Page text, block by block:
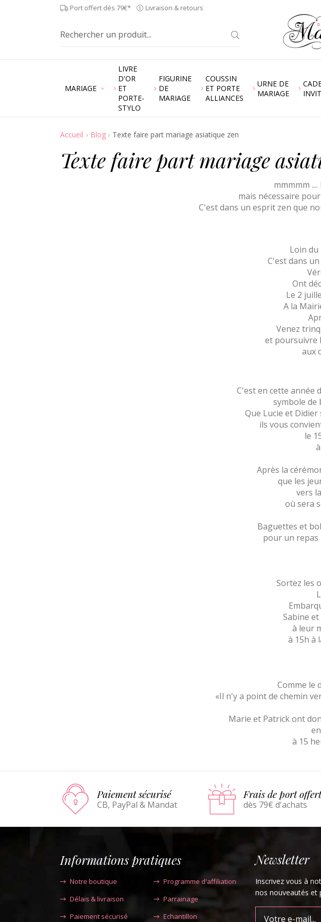
Port offert dès 79€* Livraison & retours
MARIAGE
LIVRE
D'OR
ET
PORTE-
STYLO
FIGURINE
DE
MARIAGE
COUSSIN
ET PORTE
ALLIANCES
URNE DE
MARIAGE
Accueil Blog Texte faire part mariage asiatique zen
Texte faire part mariage
mmmmm
mais nécessaire
C'est dans un esprit zen que
Loin du
C'est dans
Ont
Le 2
A la
Venez
et poursuivre
aux
C'est en cette année
symbole
Que Lucie et
ils vous
le
Après la
que les
vers
où sera
Baguettes et
pour un repas
Sortez les
Sabine
à leur
à 15h à
Comme le
«Il n'y a point de chemin
Marie et Patrick ont
à 15
Paiement sécurisé
CB, PayPal & Mandat
Frais de port
dès 79€ d'achats
Informations pratiques
Notre boutique
Délais & livraison
Paiement sécurisé
Programme d'affiliation
Parrainage
Echantillon
Newsletter
Inscrivez vous à
nos nouveautés et